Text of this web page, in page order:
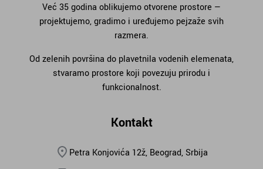
Već 35 godina oblikujemo otvorene prostore —
projektujemo, gradimo i uređujemo pejzaže svih
razmera.
Od zelenih površina do plavetnila vodenih elemenata,
stvaramo prostore koji povezuju prirodu i
funkcionalnost.
Kontakt
Petra Konjovića 12ž, Beograd, Srbija